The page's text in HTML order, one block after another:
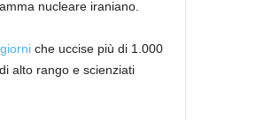
nucleare iraniano.
che uccise più di 1.000
alto rango e scienziati